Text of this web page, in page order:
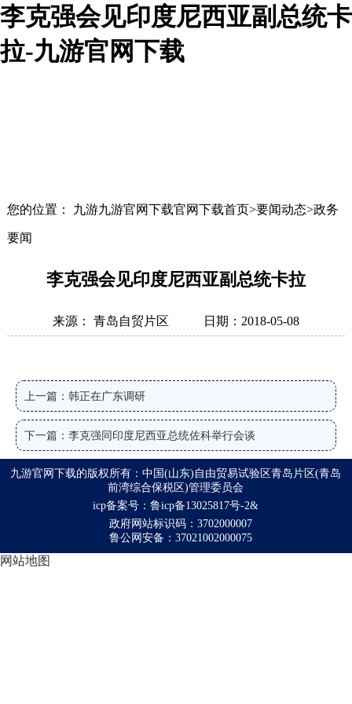
李克强会见印度尼西亚副总统卡
拉-九游官网下载
您的位置： 九游九游官网下载官网下载首页>要闻动态>政务
要闻
李克强会见印度尼西亚副总统卡拉
来源： 青岛自贸片区 日期：2018-05-08
上一篇：韩正在广东调研
下一篇：李克强同印度尼西亚总统佐科举行会谈
九游官网下载的版权所有：中国(山东)自由贸易试验区青岛片区(青岛
前湾综合保税区)管理委员会
icp备案号：鲁icp备13025817号-2&
政府网站标识码：3702000007
鲁公网安备：37021002000075
网站地图